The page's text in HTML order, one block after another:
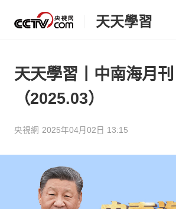
天天學習
天天學習丨中南海月刊
（2025.03）
央視網 2025年04月02日 13:15